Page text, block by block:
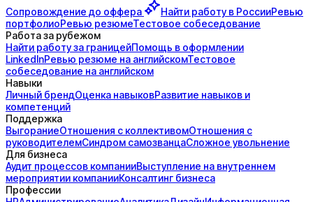
Сопровождение до оффера Найти работу в РоссииРевью
портфолиоРевью резюмеТестовое собеседование
Работа за рубежом
Найти работу за границейПомощь в оформлении
LinkedInРевью резюме на английскомТестовое
собеседование на английском
Навыки
Личный брендОценка навыковРазвитие навыков и
компетенций
Поддержка
ВыгораниеОтношения с коллективомОтношения с
руководителемСиндром самозванцаСложное увольнение
Для бизнеса
Аудит процессов компанииВыступление на внутреннем
мероприятии компанииКонсалтинг бизнеса
Профессии